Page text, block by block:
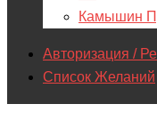
Камышин
Авторизация /
Список Желаний